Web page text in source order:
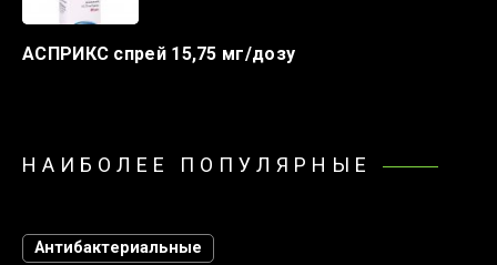
АСПРИКС спрей 15,75 мг/дозу
НАИБОЛЕЕ ПОПУЛЯРНЫЕ
Антибактериальные